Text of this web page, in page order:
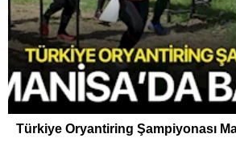
Türkiye Oryantiring Şampiyonası